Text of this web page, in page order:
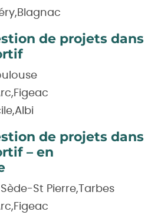
de projets dans
de projets dans
– en
St Pierre,Tarbes